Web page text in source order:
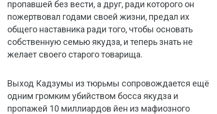
пропавшей без вести, а друг, ради которого он
пожертвовал годами своей жизни, предал их
общего наставника ради того, чтобы основать
собственную семью якудза, и теперь знать не
желает своего старого товарища.
Выход Кадзумы из тюрьмы сопровождается ещё
одним громким убийством босса якудза и
пропажей 10 миллиардов йен из мафиозного